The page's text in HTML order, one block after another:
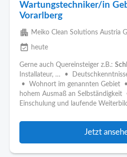
Wartungstechniker/in
Vorarlberg
apartment Meiko Clean Solutions Austria
event_available heute
Gerne auch Quereinsteiger z.B.:
Installateur, … •
• Wohnort im genannten Gebiet
hohem Ausmaß an
Einschulung und laufende
Jetzt